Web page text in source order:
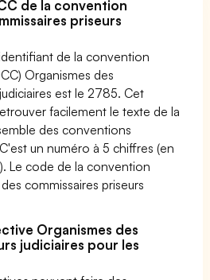
de la convention
priseurs
de la convention
Organismes des
est le 2785. Cet
facilement le texte de la
des conventions
un numéro à 5 chiffres (en
Le code de la convention
commissaires priseurs
Organismes des
judiciaires pour les